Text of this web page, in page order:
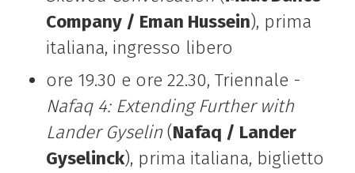
Company / Eman Hussein), prima
italiana, ingresso libero
ore 19.30 e ore 22.30, Triennale -
Nafaq 4: Extending Further with
Lander Gyselin(Nafaq / Lander
Gyselinck), prima italiana, biglietto